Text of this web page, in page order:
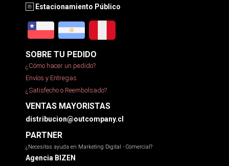
Estacionamiento Público
SOBRE TU PEDIDO
¿Cómo hacer un pedido?
Envíos y Entregas
¿Satisfecho o Reembolsado?
VENTAS MAYORISTAS
distribucion@outcompany.cl
PARTNER
¿Necesitas ayuda en Marketing Digital - Comercial?
Agencia BIZEN